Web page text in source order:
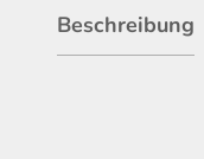
Beschreibung